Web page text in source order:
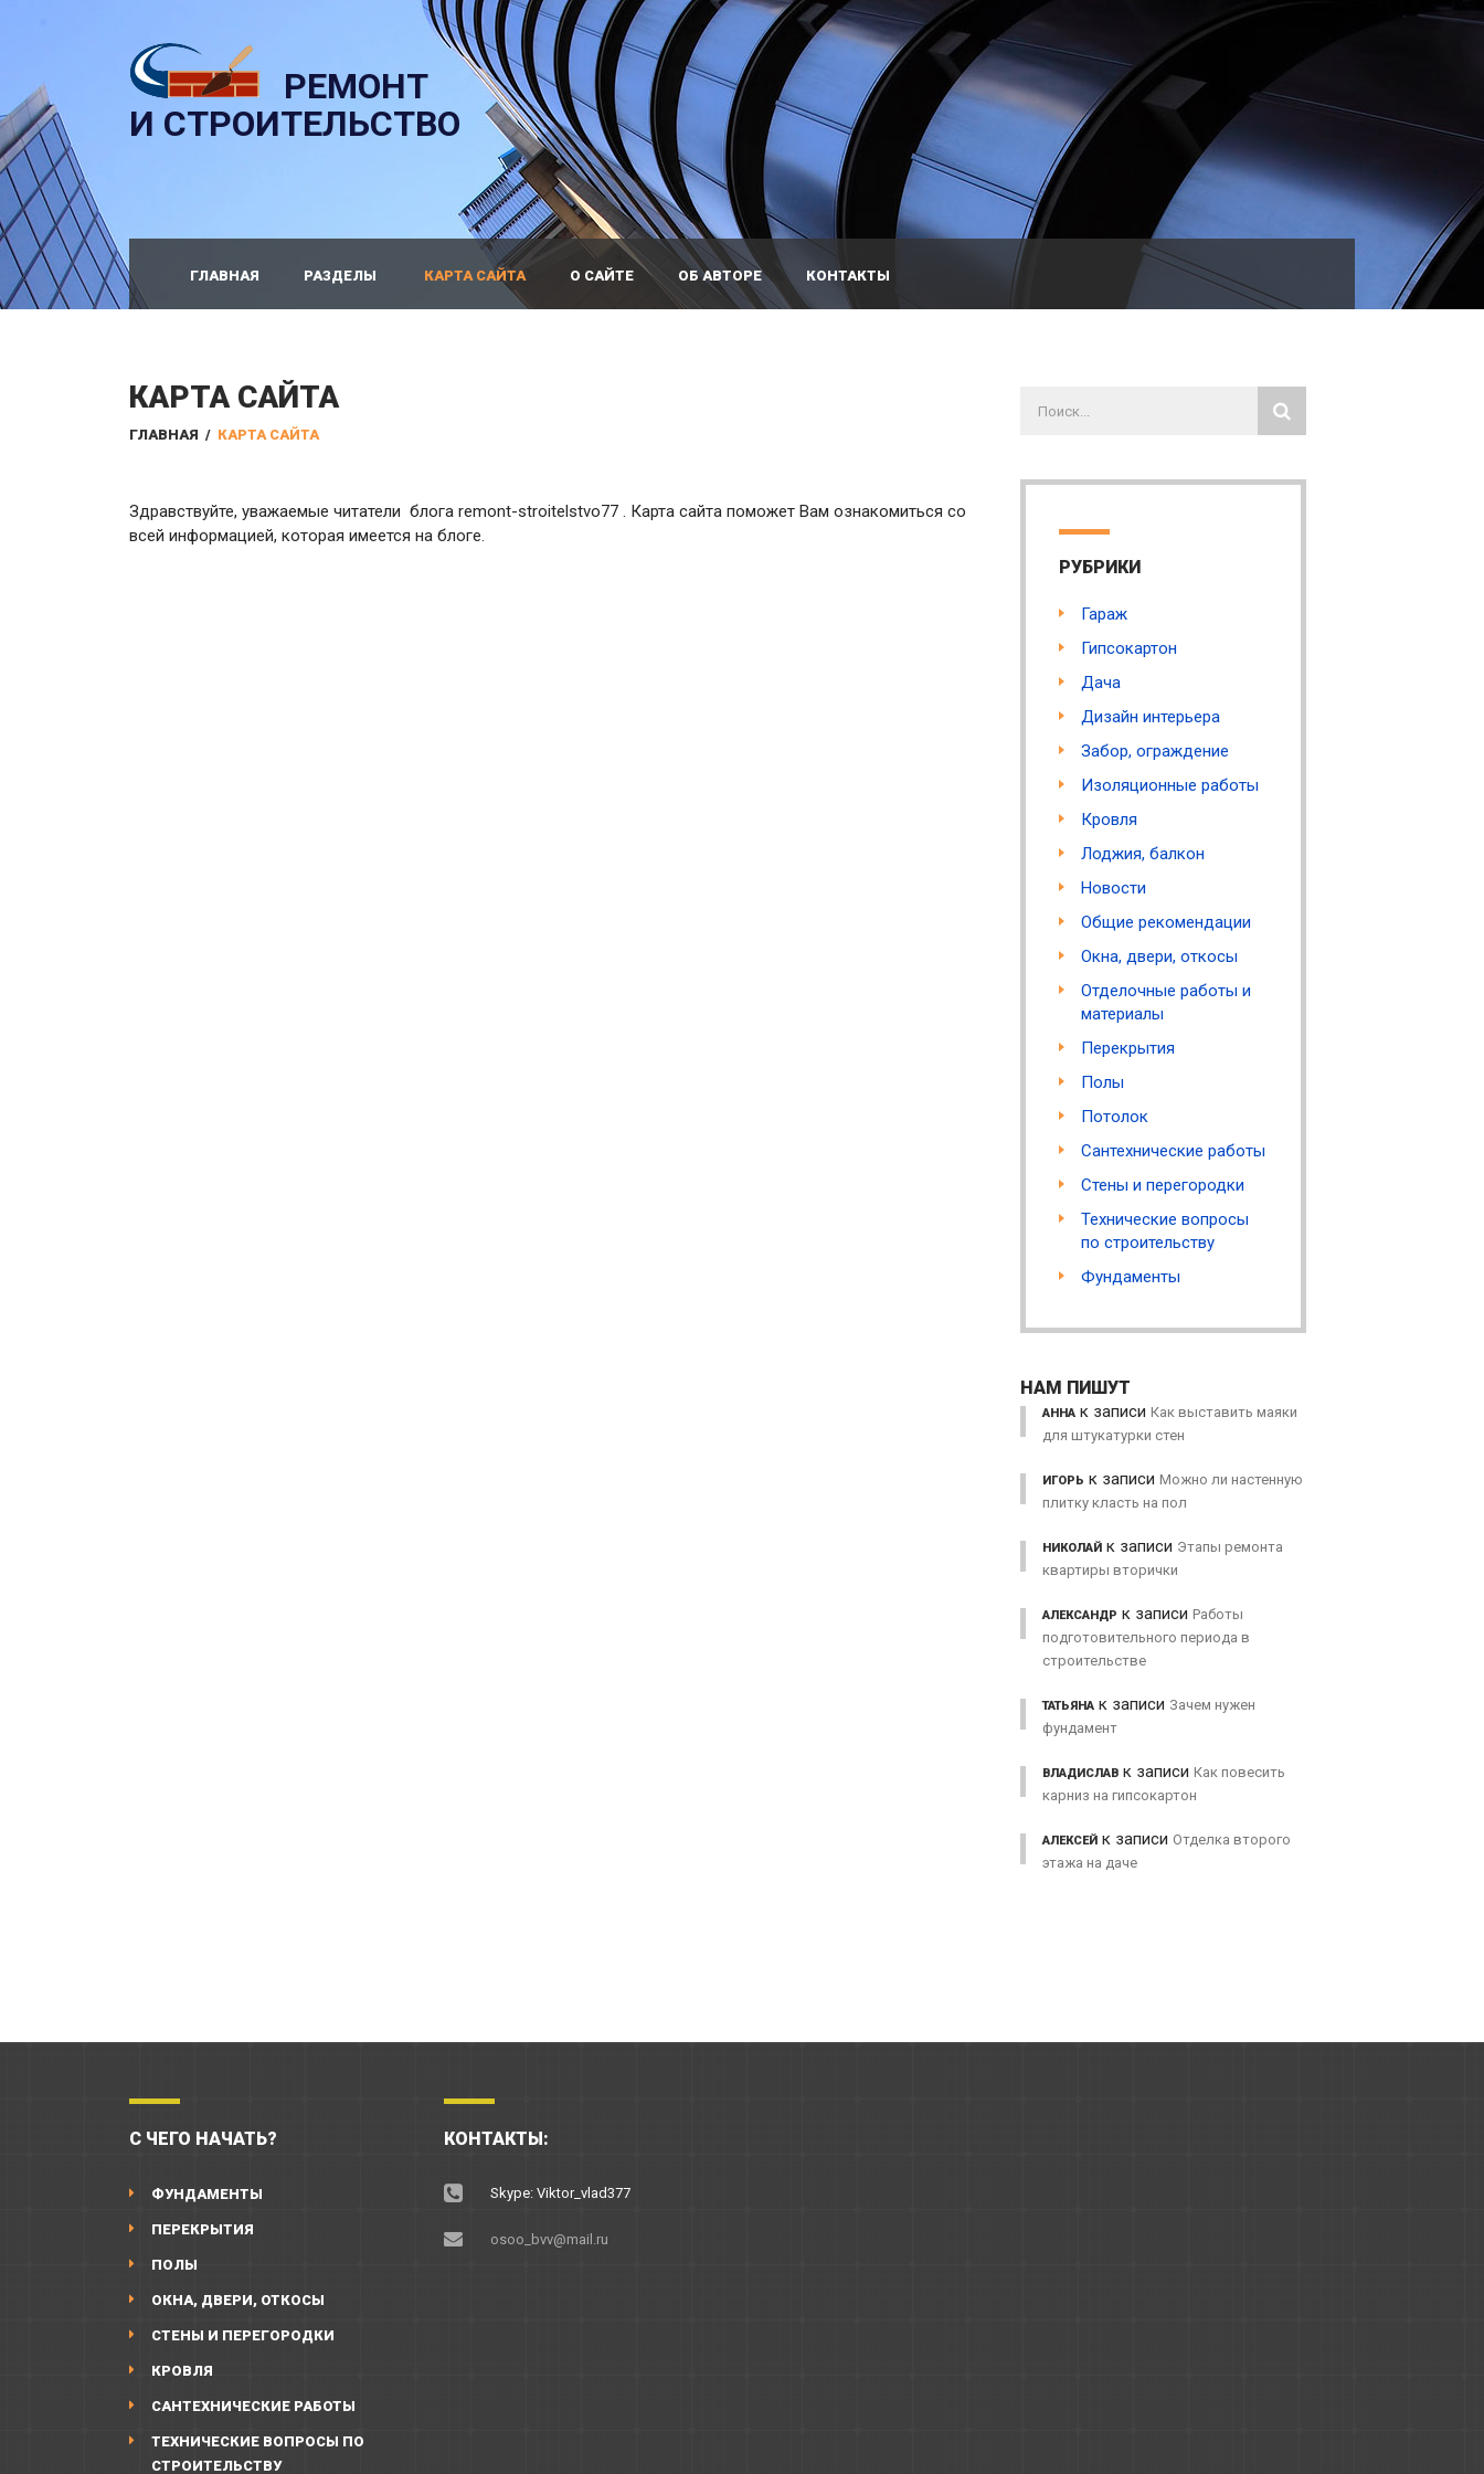
РЕМОНТ
И СТРОИТЕЛЬСТВО
ГЛАВНАЯ РАЗДЕЛЫ КАРТА САЙТА О САЙТЕ ОБ АВТОРЕ КОНТАКТЫ
КАРТА САЙТА
ГЛАВНАЯ / КАРТА САЙТА
Здравствуйте, уважаемые читатели блога remont-stroitelstvo77 . Карта сайта поможет Вам ознакомиться со
всей информацией, которая имеется на блоге.
РУБРИКИ
Гараж
Гипсокартон
Дача
Дизайн интерьера
Забор, ограждение
Изоляционные работы
Кровля
Лоджия, балкон
Новости
Общие рекомендации
Окна, двери, откосы
Отделочные работы и
материалы
Перекрытия
Полы
Потолок
Сантехнические работы
Стены и перегородки
Технические вопросы
по строительству
Фундаменты
НАМ ПИШУТ
АННА к записиКак выставить маяки
для штукатурки стен
ИГОРЬ к записиМожно ли настенную
плитку класть на пол
НИКОЛАЙ к записи Этапы ремонта
квартиры вторички
АЛЕКСАНДР к записиРаботы
подготовительного периода в
строительстве
ТАТЬЯНА к записи Зачем нужен
фундамент
ВЛАДИСЛАВ к записиКак повесить
карниз на гипсокартон
АЛЕКСЕЙ к записи Отделка второго
этажа на даче
С ЧЕГО НАЧАТЬ?
ФУНДАМЕНТЫ
ПЕРЕКРЫТИЯ
ПОЛЫ
ОКНА, ДВЕРИ, ОТКОСЫ
СТЕНЫ И ПЕРЕГОРОДКИ
КРОВЛЯ
САНТЕХНИЧЕСКИЕ РАБОТЫ
ТЕХНИЧЕСКИЕ ВОПРОСЫ ПО
СТРОИТЕЛЬСТВУ
КОНТАКТЫ:
Skype: Viktor_vlad377
osoo_bvv@mail.ru